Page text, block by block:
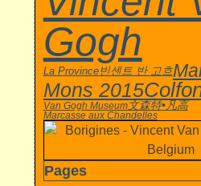
Gogh
La Province빈센트 반 고흐
Mons 2015
Van Gogh Museum文森特•凡高
Marcasse aux Chandelles
Pages